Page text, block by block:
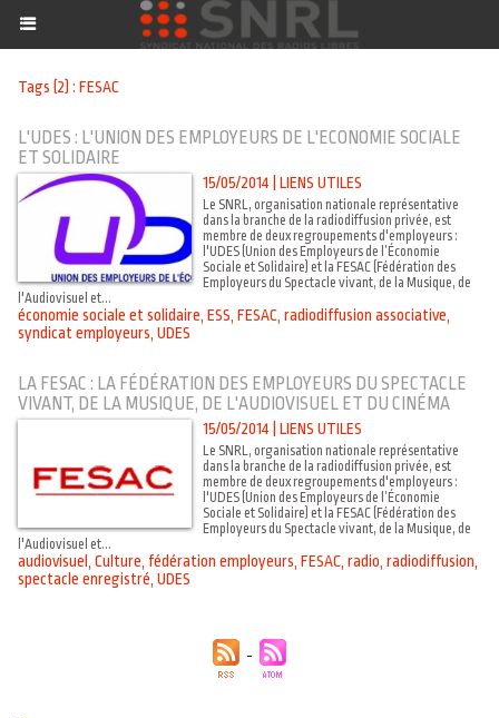
Tags (2) : FESAC
L'UDES : L'UNION DES EMPLOYEURS DE L'ECONOMIE SOCIALE
ET SOLIDAIRE
15/05/2014 |LIENS UTILES
Le SNRL, organisation nationale représentative
dans la branche de la radiodiffusion privée, est
membre de deux regroupements d'employeurs :
l'UDES (Union des Employeurs de l’Économie
Sociale et Solidaire) et la FESAC (Fédération des
Employeurs du Spectacle vivant, de la Musique, de
l'Audiovisuel et...
économie sociale et solidaire ESS FESAC radiodiffusion associative
syndicat employeurs UDES
LA FESAC : LA FÉDÉRATION DES EMPLOYEURS DU SPECTACLE
VIVANT, DE LA MUSIQUE, DE L'AUDIOVISUEL ET DU CINÉMA
15/05/2014 |LIENS UTILES
Le SNRL, organisation nationale représentative
dans la branche de la radiodiffusion privée, est
membre de deux regroupements d'employeurs :
l'UDES (Union des Employeurs de l’Économie
Sociale et Solidaire) et la FESAC (Fédération des
Employeurs du Spectacle vivant, de la Musique, de
l'Audiovisuel et...
audiovisuel Culture fédération employeurs FESAC radio radiodiffusion
spectacle enregistré UDES